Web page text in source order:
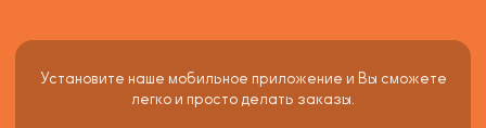
Установите наше мобильное приложение и Вы сможете
легко и просто делать заказы.